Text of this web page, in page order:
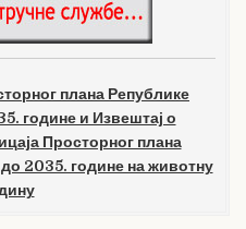
плана Републике
године и Извештај о
Просторног плана
2035. године на животну